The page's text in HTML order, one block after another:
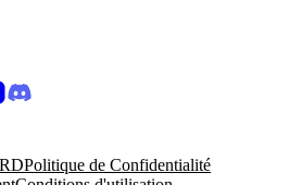
Politique de Confidentialité